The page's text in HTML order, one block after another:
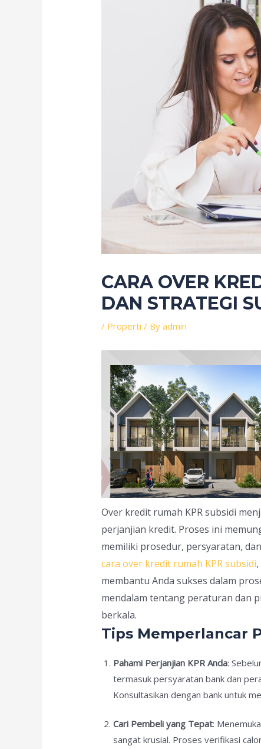
CARA OVER
DAN STRATEGI
/ Properti / Byadmin
Over kredit rumah KPR subsidi
perjanjian kredit. Proses ini
memiliki prosedur, persyaratan,
cara over kredit rumah KPR subsidi
membantu Anda sukses dalam
mendalam tentang peraturan dan
berkala.
Tips Memperlancar
Pahami Perjanjian KPR Anda:
termasuk persyaratan bank dan
Konsultasikan dengan bank untuk
Cari Pembeli yang Tepat:
sangat krusial. Proses verifikasi